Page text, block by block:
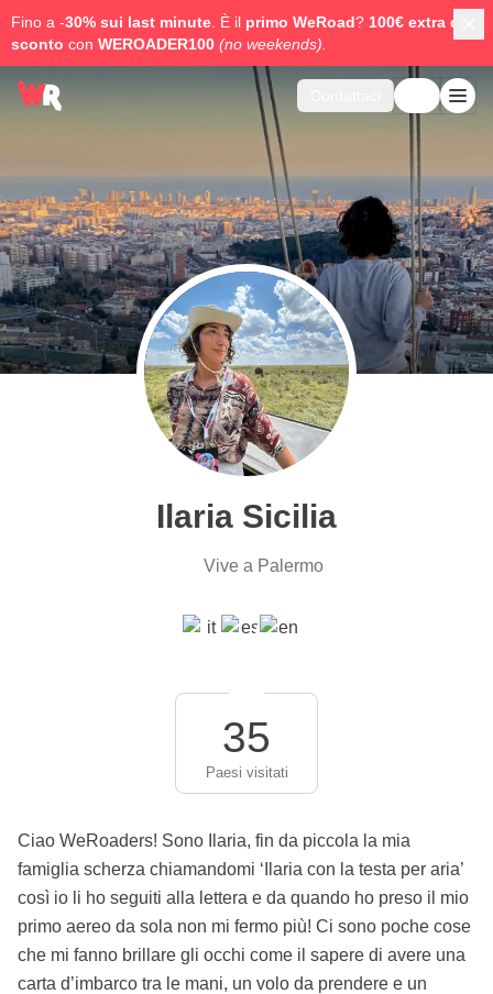
Fino a -30% sui last minute . È il primo WeRoad? 100€ extra di
sconto con WEROADER100 (no weekends).
Ilaria Sicilia
Vive a Palermo
35
Paesi visitati
Ciao WeRoaders! Sono Ilaria, fin da piccola la mia
famiglia scherza chiamandomi ‘Ilaria con la testa per aria’
così io li ho seguiti alla lettera e da quando ho preso il mio
primo aereo da sola non mi fermo più! Ci sono poche cose
che mi fanno brillare gli occhi come il sapere di avere una
carta d’imbarco tra le mani, un volo da prendere e un